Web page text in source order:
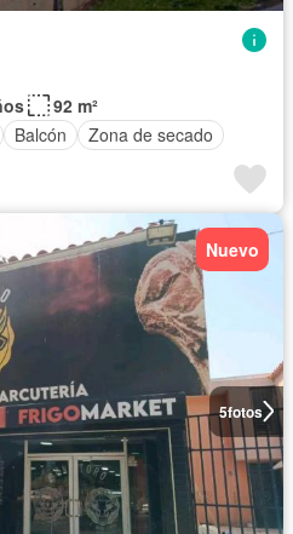
92 m²
Balcón Zona de secado
5fotos
Nuevo